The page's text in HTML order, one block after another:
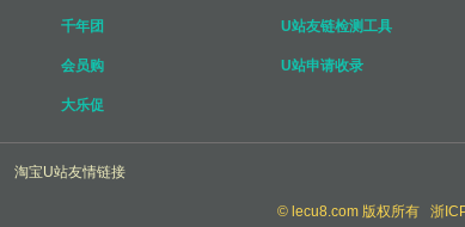
千年团
会员购
大乐促
U站友链检测工具
U站申请收录
淘宝U站友情链接
© lecu8.com 版权所有 浙